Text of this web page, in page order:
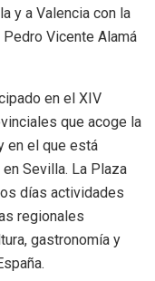
y a Valencia con la
Vicente Alamá
en el XIV
que acoge la
en el que está
Sevilla. La Plaza
días actividades
regionales
gastronomía y